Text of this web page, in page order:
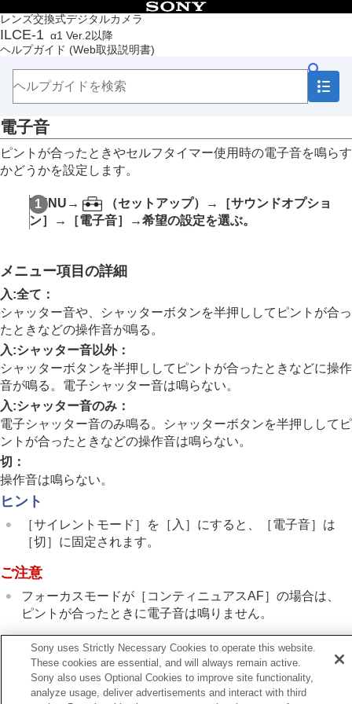
レンズ交換式デジタルカメラ
ILCE-1 α1 Ver.2以降
ヘルプガイド (Web取扱説明書)
目次
トップページ
ヘルプガイドの使いかた
本体と付属品を確認する
本機の基本操作
準備/基本的な撮影
MENU一覧から機能を探す
撮影機能を活用する
再生する
カメラの設定を変更する
ネットワークの設定
電力設定
USB設定
外部出力設定
一般設定
エリア/日時設定
電子音
ビデオライトモード
赤外線リモコン
アンチダスト機能
バージョン
プライバシー通知
認証マーク表示
スマートフォンでできること
パソコンでできること
故障かな？と思ったら
電子音
ピントが合ったときやセルフタイマー使用時の電子音を鳴らす
かどうかを設定します。
MENU → （セットアップ）→
［サウンドオプショ
ン］
→ ［電子音］ →希望の設定を選ぶ。
メニュー項目の詳細
入:全て ：
シャッター音や、シャッターボタンを半押ししてピントが合っ
たときなどの操作音が鳴る。
入:シャッター音以外：
シャッターボタンを半押ししてピントが合ったときなどに操作
音が鳴る。電子シャッター音は鳴らない。
入:シャッター音のみ ：
電子シャッター音のみ鳴る。シャッターボタンを半押ししてピ
ントが合ったときなどの操作音は鳴らない。
切 ：
操作音は鳴らない。
ヒント
［サイレントモード］ を ［入］ にすると、 ［電子音］ は
［切］ に固定されます。
ご注意
フォーカスモードが ［コンティニュアスAF］の場合は、
ピントが合ったときに電子音は鳴りません。
Sony uses Strictly Necessary Cookies to operate this website.
These cookies are essential, and will always remain active.
Sony also uses Optional Cookies to improve site functionality,
analyze usage, deliver advertisements and interact with third